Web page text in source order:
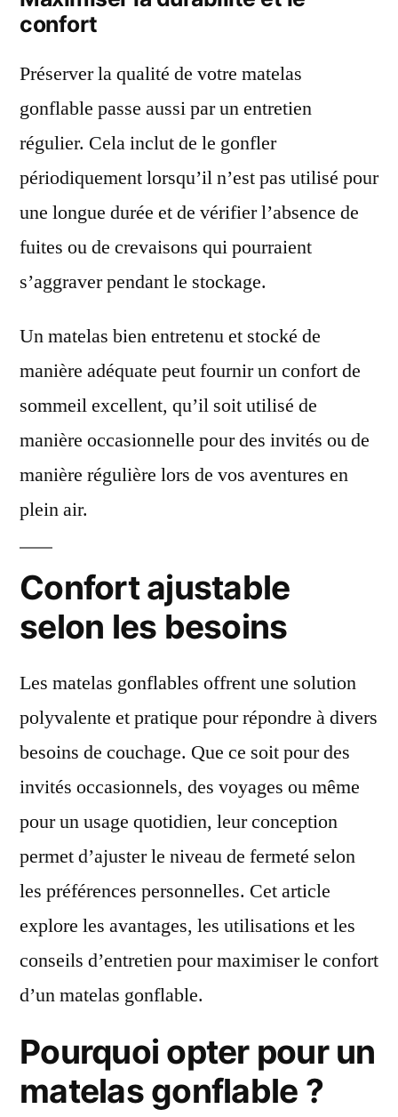
confort
Préserver la qualité de votre matelas
gonflable passe aussi par un entretien
régulier. Cela inclut de le gonfler
périodiquement lorsqu’il n’est pas utilisé pour
une longue durée et de vérifier l’absence de
fuites ou de crevaisons qui pourraient
s’aggraver pendant le stockage.
Un matelas bien entretenu et stocké de
manière adéquate peut fournir un confort de
sommeil excellent, qu’il soit utilisé de
manière occasionnelle pour des invités ou de
manière régulière lors de vos aventures en
plein air.
Confort ajustable
selon les besoins
Les matelas gonflables offrent une solution
polyvalente et pratique pour répondre à divers
besoins de couchage. Que ce soit pour des
invités occasionnels, des voyages ou même
pour un usage quotidien, leur conception
permet d’ajuster le niveau de fermeté selon
les préférences personnelles. Cet article
explore les avantages, les utilisations et les
conseils d’entretien pour maximiser le confort
d’un matelas gonflable.
Pourquoi opter pour un
matelas gonflable ?